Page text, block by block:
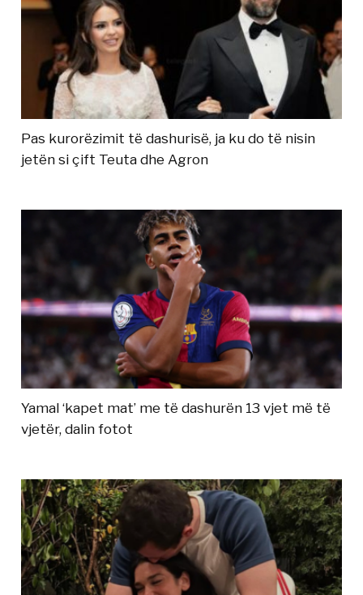
Pas kurorëzimit të dashurisë, ja ku do të nisin
jetën si çift Teuta dhe Agron
Yamal ‘kapet mat’ me të dashurën 13 vjet më të
vjetër, dalin fotot